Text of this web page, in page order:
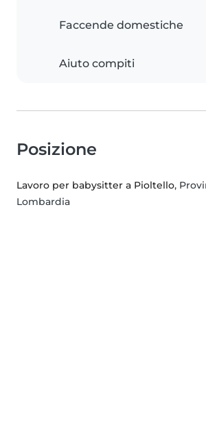
Faccende domestiche
Aiuto compiti
Posizione
Lavoro per babysitter a Pioltello,
Lombardia